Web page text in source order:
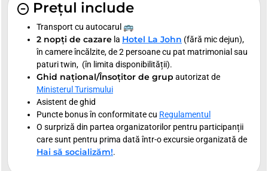
Prețul include
Transport cu autocarul 🚌
2 nopți de cazare la Hotel La John (fără mic dejun),
în camere încălzite, de 2 persoane cu pat matrimonial sau
paturi twin, (în limita disponibilității).
Ghid național/Însoțitor de grup autorizat de
Ministerul Turismului
Asistent de ghid
Puncte bonus în conformitate cu Regulamentul
O surpriză din partea organizatorilor pentru participanții
care sunt pentru prima dată într-o excursie organizată de
Hai să socializăm!.